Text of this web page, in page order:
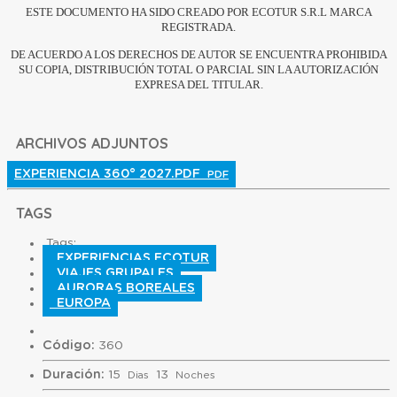
ESTE DOCUMENTO HA SIDO CREADO POR ECOTUR S.R.L MARCA
REGISTRADA.
DE ACUERDO A LOS DERECHOS DE AUTOR SE ENCUENTRA PROHIBIDA
SU COPIA, DISTRIBUCIÓN TOTAL O PARCIAL SIN LA AUTORIZACIÓN
EXPRESA DEL TITULAR.
ARCHIVOS ADJUNTOS
EXPERIENCIA 360° 2027.PDF PDF
TAGS
Tags:
EXPERIENCIAS ECOTUR
VIAJES GRUPALES
AURORAS BOREALES
EUROPA
Código: 360
Duración: 15 Dias 13 Noches